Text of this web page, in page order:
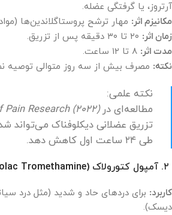
آرتروز، یا گرفتگی عضله.
مکانیزم اثر: مهار ترشح پروستاگلاندین‌ها
زمان اثر:
مدت اثر:
نکته: مصرف بیش از سه روز متوالی توصیه
نکته علمی:
مطالعه‌ای درPain Research (2022)
طی ۲۴ ساعت اول کاهش دهد.
کاربرد: برای دردهای حاد و شدید (مثل درد
دیسک).